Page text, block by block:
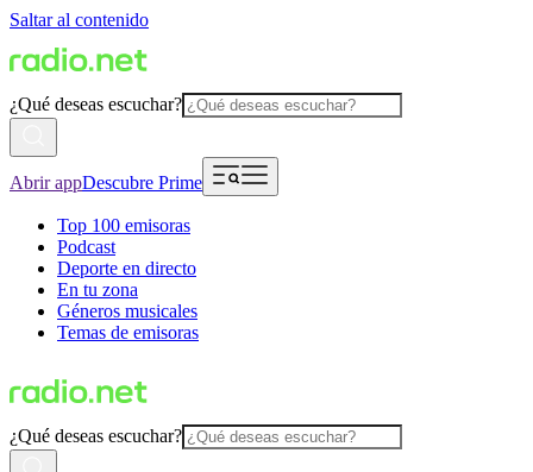
Saltar al contenido
¿Qué deseas escuchar?
Abrir appDescubre Prime
Top 100 emisoras
Podcast
Deporte en directo
En tu zona
Géneros musicales
Temas de emisoras
¿Qué deseas escuchar?